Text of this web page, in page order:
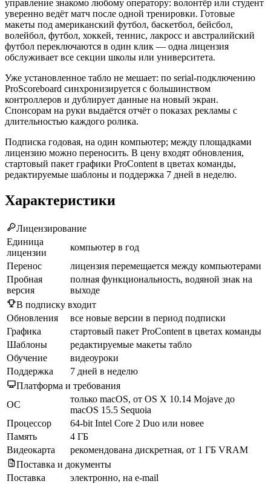
управление знакомо любому оператору: волонтёр или студент
уверенно ведёт матч после одной тренировки. Готовые
макеты под американский футбол, баскетбол, бейсбол,
волейбол, футбол, хоккей, теннис, лакросс и австралийский
футбол переключаются в один клик — одна лицензия
обслуживает все секции школы или университета.
Уже установленное табло не мешает: по serial-подключению
ProScoreboard синхронизируется с большинством
контроллеров и дублирует данные на новый экран.
Спонсорам на руки выдаётся отчёт о показах рекламы с
длительностью каждого ролика.
Подписка годовая, на один компьютер; между площадками
лицензию можно переносить. В цену входят обновления,
стартовый пакет графики ProContent в цветах команды,
редактируемые шаблоны и поддержка 7 дней в неделю.
Характеристики
Лицензирование
Единица
лицензии
компьютер в год
Перенос
лицензия перемещается между компьютерами
Пробная
версия
полная функциональность, водяной знак на
выходе
В подписку входит
Обновления
все новые версии в период подписки
Графика
стартовый пакет ProContent в цветах команды
Шаблоны
редактируемые макеты табло
Обучение
видеоуроки
Поддержка
7 дней в неделю
Платформа и требования
ОС
только macOS, от OS X 10.14 Mojave до
macOS 15.5 Sequoia
Процессор
64-bit Intel Core 2 Duo или новее
Память
4 ГБ
Видеокарта
рекомендована дискретная, от 1 ГБ VRAM
Поставка и документы
Поставка
электронно, на e-mail